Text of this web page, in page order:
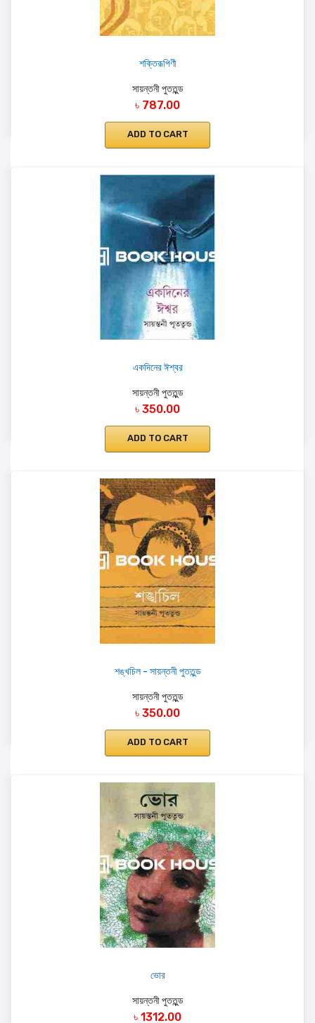
শক্তিরূপিণী
সায়ন্তনী পুততুন্ড
৳ 787.00
ADD TO CART
একদিনের ঈশ্বর
সায়ন্তনী পুততুন্ড
৳ 350.00
ADD TO CART
শঙ্খচিল - সায়ন্তনী পুততুন্ড
সায়ন্তনী পুততুন্ড
৳ 350.00
ADD TO CART
ভোর
সায়ন্তনী পুততুন্ড
৳ 1312.00